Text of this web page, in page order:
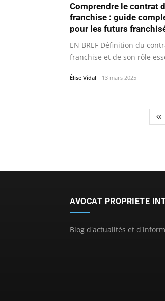
Comprendre le contrat
franchise : guide
pour les futurs
EN BREF Définition du
franchise et de son rôle
Élise Vidal 13 mars 2025
AVOCAT PROPRIETE
Blog d'actualités et